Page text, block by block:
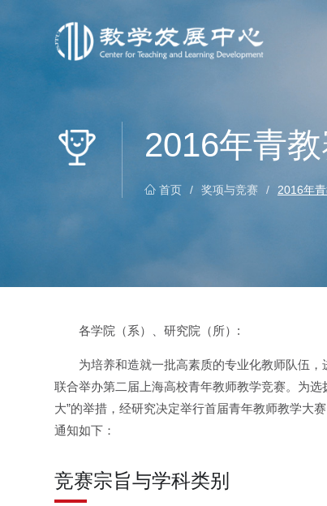
2016年青
首页 / 奖项与竞赛 / 2016年
各学院（系）、研究院（所）:
为培养和造就一批高素质的专业化教师队伍
联合举办第二届上海高校青年教师教学竞赛。为
大”的举措，经研究决定举行首届青年教师教学大
通知如下：
竞赛宗旨与学科类别